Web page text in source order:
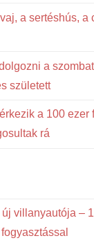
a sertéshús, a
a
született
a 100 ezer
rá
új villanyautója –